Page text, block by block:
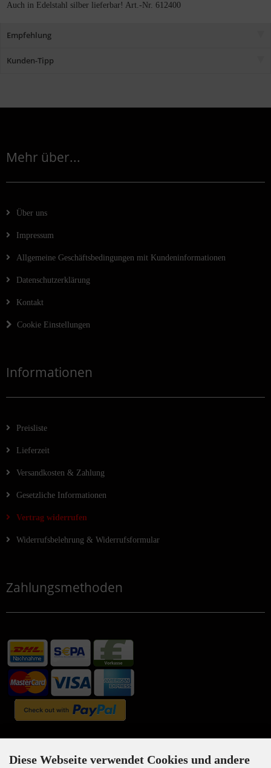
Auch in Edelstahl silber lieferbar! Art.-Nr. 612400
Empfehlung
Kunden-Tipp
Mehr über...
Über uns
Impressum
Allgemeine Geschäftsbedingungen mit Kundeninformationen
Datenschutzerklärung
Kontakt
Cookie Einstellungen
Informationen
Preisliste
Lieferzeit
Versandkosten & Zahlung
Gesetzliche Informationen
Vertrag widerrufen
Widerrufsbelehrung & Widerrufsformular
Zahlungsmethoden
Newsletter-Anmeldung
Diese Webseite verwendet Cookies und andere